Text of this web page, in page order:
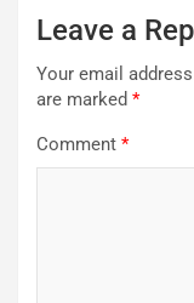
Leave a
Your email
are marked *
Comment *